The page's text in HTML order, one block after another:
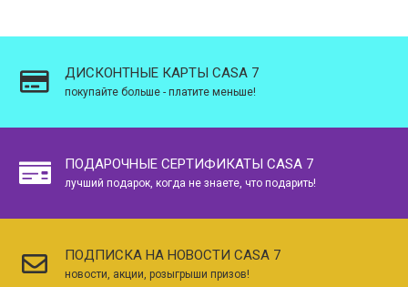
ДИСКОНТНЫЕ КАРТЫ CASA 7
покупайте больше - платите меньше!
ПОДАРОЧНЫЕ СЕРТИФИКАТЫ CASA 7
лучший подарок, когда не знаете, что подарить!
ПОДПИСКА НА НОВОСТИ CASA 7
новости, акции, розыгрыши призов!